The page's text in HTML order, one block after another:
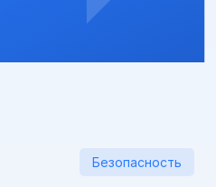
Безопасность